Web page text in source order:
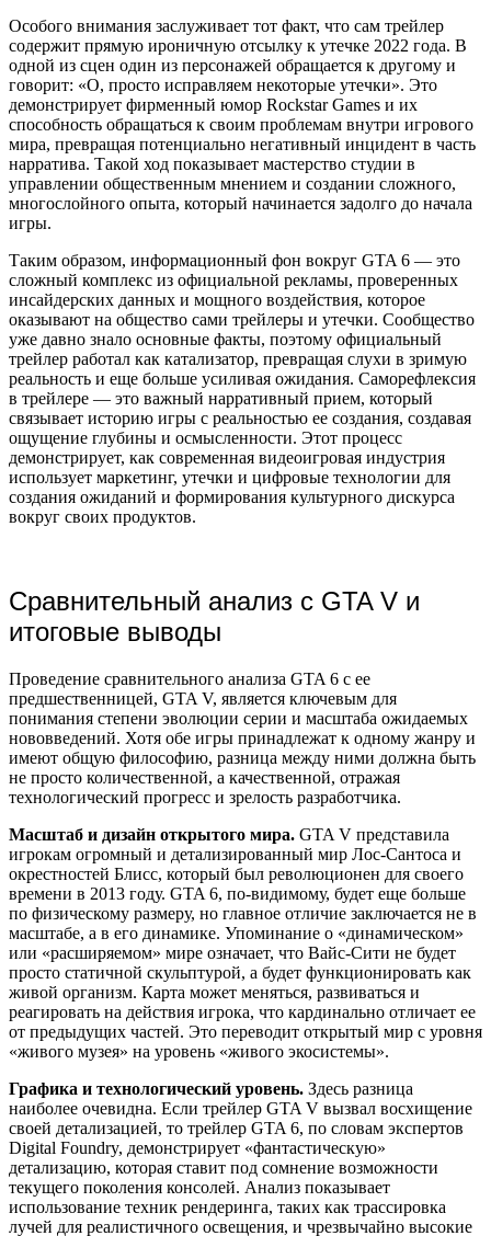
Особого внимания заслуживает тот факт, что сам трейлер
содержит прямую ироничную отсылку к утечке 2022 года. В
одной из сцен один из персонажей обращается к другому и
говорит: «О, просто исправляем некоторые утечки». Это
демонстрирует фирменный юмор Rockstar Games и их
способность обращаться к своим проблемам внутри игрового
мира, превращая потенциально негативный инцидент в часть
нарратива. Такой ход показывает мастерство студии в
управлении общественным мнением и создании сложного,
многослойного опыта, который начинается задолго до начала
игры.
Таким образом, информационный фон вокруг GTA 6 — это
сложный комплекс из официальной рекламы, проверенных
инсайдерских данных и мощного воздействия, которое
оказывают на общество сами трейлеры и утечки. Сообщество
уже давно знало основные факты, поэтому официальный
трейлер работал как катализатор, превращая слухи в зримую
реальность и еще больше усиливая ожидания. Саморефлексия
в трейлере — это важный нарративный прием, который
связывает историю игры с реальностью ее создания, создавая
ощущение глубины и осмысленности. Этот процесс
демонстрирует, как современная видеоигровая индустрия
использует маркетинг, утечки и цифровые технологии для
создания ожиданий и формирования культурного дискурса
вокруг своих продуктов.
Сравнительный анализ с GTA V и
итоговые выводы
Проведение сравнительного анализа GTA 6 с ее
предшественницей, GTA V, является ключевым для
понимания степени эволюции серии и масштаба ожидаемых
нововведений. Хотя обе игры принадлежат к одному жанру и
имеют общую философию, разница между ними должна быть
не просто количественной, а качественной, отражая
технологический прогресс и зрелость разработчика.
Масштаб и дизайн открытого мира. GTA V представила
игрокам огромный и детализированный мир Лос-Сантоса и
окрестностей Блисс, который был революционен для своего
времени в 2013 году. GTA 6, по-видимому, будет еще больше
по физическому размеру, но главное отличие заключается не в
масштабе, а в его динамике. Упоминание о «динамическом»
или «расширяемом» мире означает, что Вайс-Сити не будет
просто статичной скульптурой, а будет функционировать как
живой организм. Карта может меняться, развиваться и
реагировать на действия игрока, что кардинально отличает ее
от предыдущих частей. Это переводит открытый мир с уровня
«живого музея» на уровень «живого экосистемы».
Графика и технологический уровень. Здесь разница
наиболее очевидна. Если трейлер GTA V вызвал восхищение
своей детализацией, то трейлер GTA 6, по словам экспертов
Digital Foundry, демонстрирует «фантастическую»
детализацию, которая ставит под сомнение возможности
текущего поколения консолей. Анализ показывает
использование техник рендеринга, таких как трассировка
лучей для реалистичного освещения, и чрезвычайно высокие